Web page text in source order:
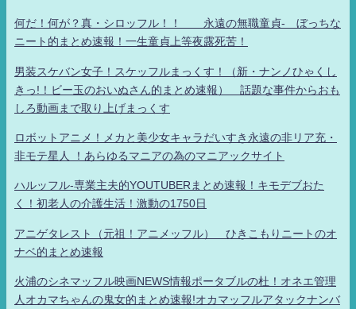
何だ！何が？真・シロッフル！！ 永遠の無職童貞- ぼっちな
ニート的まとめ速報！一生童貞上等夜露死苦！
男装スケバン女子！スケッフルまっくす！（新・ナンノひゃくし
きっ!！ビー玉のおいぬさん的まとめ速報） 話題な事件からおも
しろ動画まで取り上げまっくす
ロボットアニメ！メカと美少女キャラだいすき永遠の非リア充・
非モテ星人 ！あらゆるマニアの為のマニアックサイト
ハルッフル-専業主夫的YOUTUBERまとめ速報！キモデブおた
く！初老人の介護生活！激動の1750日
アニゲタレスト（元祖！アニメッフル） ひきこもりニートのオ
ナベ的まとめ速報
火浦のシネマッフル映画NEWS情報ポータブルの杜！オネエ管理
人オカマちゃんの鬼女的まとめ速報!オカマッフルアタックナンバ